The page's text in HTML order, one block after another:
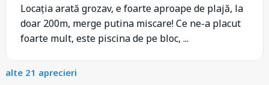
Locația arată grozav, e foarte aproape de plajă, la
doar 200m, merge putina miscare! Ce ne-a placut
foarte mult, este piscina de pe bloc, ...
alte 21 aprecieri